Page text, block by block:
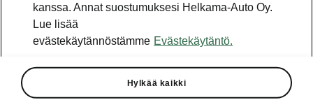
Light & View
kanssa. Annat suostumuksesi Helkama-Auto Oy.
Lue lisää
evästekäytännöstämme Evästekäytäntö.
Hylkää kaikki